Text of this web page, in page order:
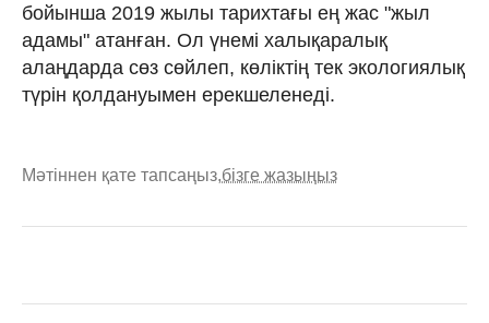
бойынша 2019 жылы тарихтағы ең жас "жыл
адамы" атанған. Ол үнемі халықаралық
алаңдарда сөз сөйлеп, көліктің тек экологиялық
түрін қолдануымен ерекшеленеді.
Мәтіннен қате тапсаңыз,бізге жазыңыз